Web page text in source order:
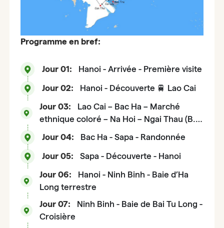
Programme en bref:
Jour 01: Hanoi - Arrivée - Première visite
Jour 02: Hanoi - Découverte 🚆 Lao Cai
Jour 03:
Lao Cai – Bac Ha – Marché
ethnique coloré – Na Hoi – Ngai Thau (B.
Jour 04: Bac Ha - Sapa - Randonnée
Jour 05: Sapa - Découverte - Hanoi
Jour 06:
Hanoi - Ninh Binh - Baie d’Ha
Long terrestre
Jour 07:
Ninh Binh - Baie de Bai Tu Long -
Croisière